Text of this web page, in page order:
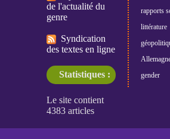
de l'actualité du
genre
Syndication
des textes en ligne
Statistiques :
rapports
littérature
gender